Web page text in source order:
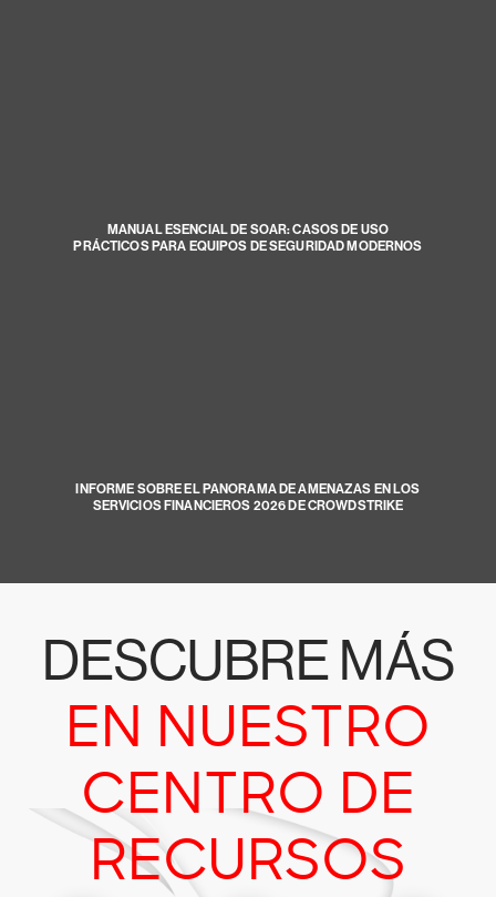
MANUAL ESENCIAL DE SOAR: CASOS DE USO
PRÁCTICOS PARA EQUIPOS DE SEGURIDAD MODERNOS
INFORME SOBRE EL PANORAMA DE AMENAZAS EN LOS
SERVICIOS FINANCIEROS 2026 DE CROWDSTRIKE
DESCUBRE MÁS
EN NUESTRO
CENTRO DE
RECURSOS